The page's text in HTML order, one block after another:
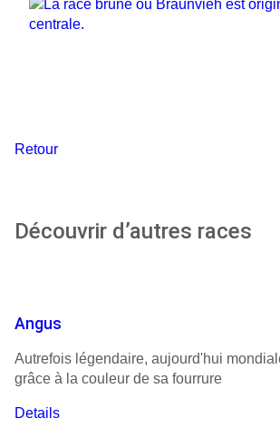
Retour
Découvrir d’autres races
Angus
Autrefois légendaire, aujourd'hui
grâce à la couleur de sa fourrure
Details